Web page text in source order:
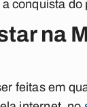
conquista do
na
feitas em